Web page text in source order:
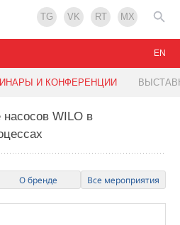
TG VK RT MX
И КОНФЕРЕНЦИИ
EN
WILO в
О бренде Все мероприятия